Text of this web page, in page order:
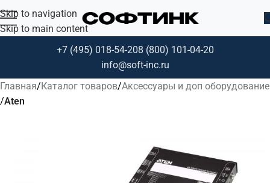
Skip to navigation
Skip to main content
+7 (495) 018-54-208 (800) 101-04-20
info@soft-inc.ru
Главная Каталог товаров Аксессуары и доп оборудование
Aten